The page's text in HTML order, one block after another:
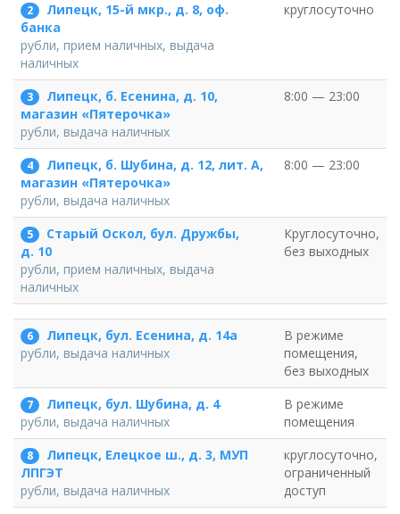
2
Липецк, 15-й мкр., д. 8, оф.
банка
рубли, прием наличных, выдача
наличных
круглосуточно
3
Липецк, б. Есенина, д. 10,
магазин «Пятерочка»
рубли, выдача наличных
8:00 — 23:00
4
Липецк, б. Шубина, д. 12, лит. А,
магазин «Пятерочка»
рубли, выдача наличных
8:00 — 23:00
5
Старый Оскол, бул. Дружбы,
д. 10
рубли, прием наличных, выдача
наличных
Круглосуточно,
без выходных
6
Липецк, бул. Есенина, д. 14а
рубли, выдача наличных
В режиме
помещения,
без выходных
7
Липецк, бул. Шубина, д. 4
рубли, выдача наличных
В режиме
помещения
8
Липецк, Елецкое ш., д. 3, МУП
ЛПГЭТ
рубли, выдача наличных
круглосуточно,
ограниченный
доступ